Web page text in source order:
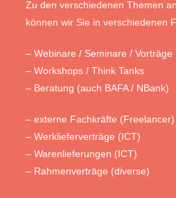
Zu den verschiedenen Themen
können wir Sie in verschiedenen
– Webinare / Seminare / Vorträge
– Workshops / Think Tanks
– Beratung (auch BAFA / NBank)
– externe Fachkräfte (Freelancer)
– Werklieferverträge (ICT)
– Warenlieferungen (ICT)
– Rahmenverträge (diverse)